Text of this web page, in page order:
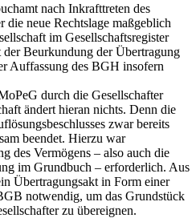
nach Inkrafttreten des
neue Rechtslage maßgeblich
im Gesellschaftsregister
Beurkundung der Übertragung
Auffassung des BGH insofern
durch die Gesellschafter
ändert hieran nichts. Denn die
zwar bereits
beendet. Hierzu war
des Vermögens – also auch die
im Grundbuch – erforderlich. Aus
Übertragungsakt in Form einer
notwendig, um das Grundstück
zu übereignen.